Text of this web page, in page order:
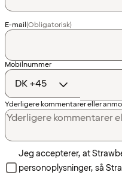
E-mail(Obligatorisk)
Landekode
Mobilnummer
Yderligere kommentarer eller
Jeg accepterer, at
personoplysninger, så